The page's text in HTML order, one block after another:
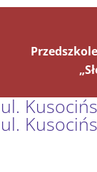
ul.
ul.